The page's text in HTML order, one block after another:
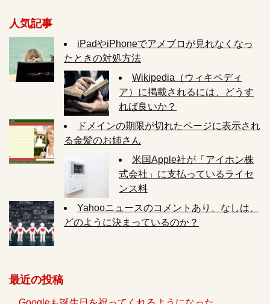
人気記事
iPadやiPhoneでアメブロが見れなくなっ
たときの対処方法
Wikipedia（ウィキペディ
ア）に掲載されるには、どうす
れば良いか？
ドメインの期限が切れたページに表示され
る金髪のお姉さん
米国Apple社が「アイホン株
式会社」に支払っているライセ
ンス料
Yahooニュースのコメントあり、なしは、
どのように決まっているのか？
最近の投稿